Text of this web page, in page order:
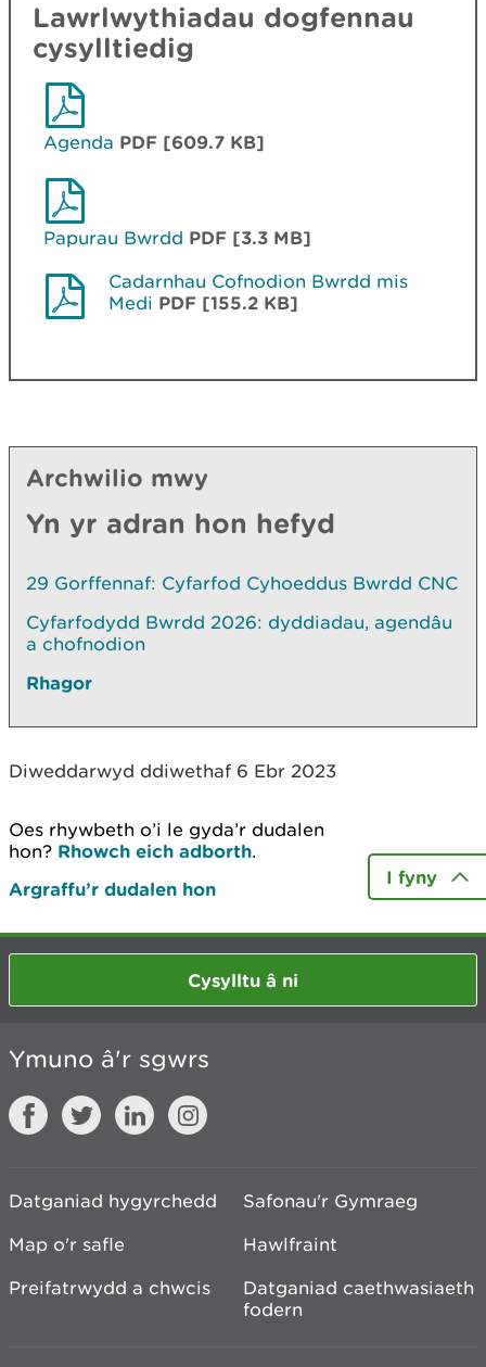
Lawrlwythiadau dogfennau
cysylltiedig
Agenda PDF [609.7 KB]
Papurau Bwrdd PDF [3.3 MB]
Cadarnhau Cofnodion Bwrdd mis
Medi PDF [155.2 KB]
Archwilio mwy
Yn yr adran hon hefyd
29 Gorffennaf: Cyfarfod Cyhoeddus Bwrdd CNC
Cyfarfodydd Bwrdd 2026: dyddiadau, agendâu
a chofnodion
Rhagor
Diweddarwyd ddiwethaf 6 Ebr 2023
Oes rhywbeth o’i le gyda’r dudalen
hon? Rhowch eich adborth.
Argraffu’r dudalen hon
I fyny
Cysylltu â ni
Ymuno â'r sgwrs
Datganiad hygyrchedd
Safonau'r Gymraeg
Map o'r safle
Hawlfraint
Preifatrwydd a chwcis
Datganiad caethwasiaeth
fodern